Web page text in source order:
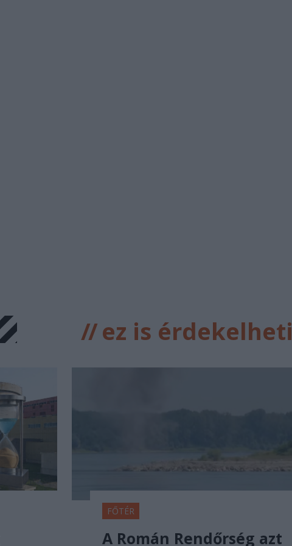
//ez is érdekelheti
FŐTÉR
A Román Rendőrség azt